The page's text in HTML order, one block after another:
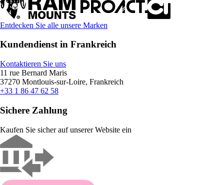
Entdecken Sie alle unsere Marken
Kundendienst in Frankreich
Kontaktieren Sie uns
11 rue Bernard Maris
37270 Montlouis-sur-Loire, Frankreich
+33 1 86 47 62 58
Sichere Zahlung
Kaufen Sie sicher auf unserer Website ein